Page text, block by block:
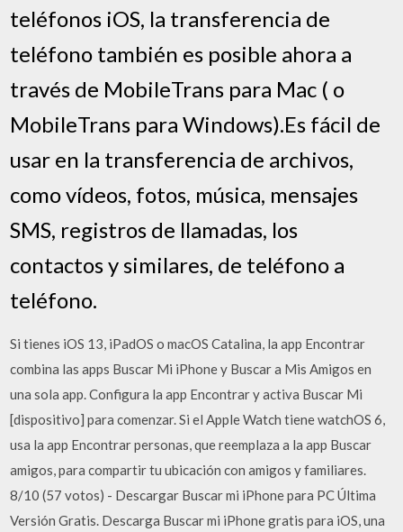
teléfonos iOS, la transferencia de
teléfono también es posible ahora a
través de MobileTrans para Mac ( o
MobileTrans para Windows).Es fácil de
usar en la transferencia de archivos,
como vídeos, fotos, música, mensajes
SMS, registros de llamadas, los
contactos y similares, de teléfono a
teléfono.
Si tienes iOS 13, iPadOS o macOS Catalina, la app Encontrar
combina las apps Buscar Mi iPhone y Buscar a Mis Amigos en
una sola app. Configura la app Encontrar y activa Buscar Mi
[dispositivo] para comenzar. Si el Apple Watch tiene watchOS 6,
usa la app Encontrar personas, que reemplaza a la app Buscar
amigos, para compartir tu ubicación con amigos y familiares.
8/10 (57 votos) - Descargar Buscar mi iPhone para PC Última
Versión Gratis. Descarga Buscar mi iPhone gratis para iOS, una